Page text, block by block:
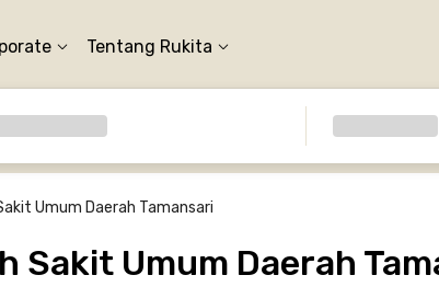
Tentang Rukita
Umum Daerah Tamansari
Sakit Umum Daerah